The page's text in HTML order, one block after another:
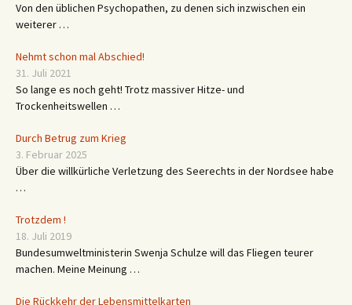
Von den üblichen Psychopathen, zu denen sich inzwischen ein
weiterer …
Nehmt schon mal Abschied!
31. Juli 2021
So lange es noch geht! Trotz massiver Hitze- und
Trockenheitswellen …
Durch Betrug zum Krieg
3. Februar 2025
Über die willkürliche Verletzung des Seerechts in der Nordsee habe
…
Trotzdem !
18. Juli 2019
Bundesumweltministerin Swenja Schulze will das Fliegen teurer
machen. Meine Meinung …
Die Rückkehr der Lebensmittelkarten